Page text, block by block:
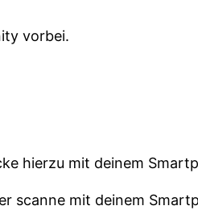
vorbei.
hierzu mit deinem
scanne mit deinem